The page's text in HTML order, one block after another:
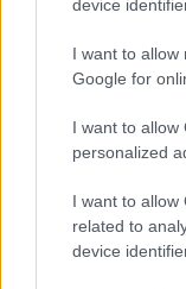
device
I want to allow
Google for
I want to allow
personalized
I want to allow
related to
device
ιατρικής
Δήμος
Άπνοια